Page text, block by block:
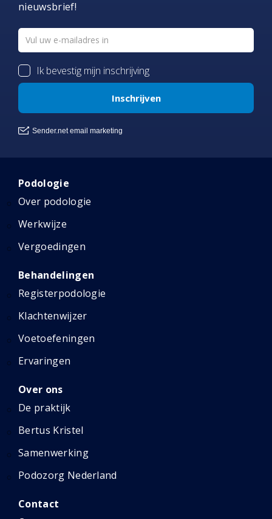
nieuwsbrief!
Podologie
Over podologie
Werkwijze
Vergoedingen
Behandelingen
Registerpodologie
Klachtenwijzer
Voetoefeningen
Ervaringen
Over ons
De praktijk
Bertus Kristel
Samenwerking
Podozorg Nederland
Contact